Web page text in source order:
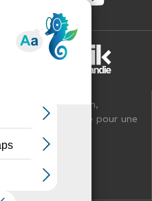
vous, au quotidien,
de Normandie pour une
CCI